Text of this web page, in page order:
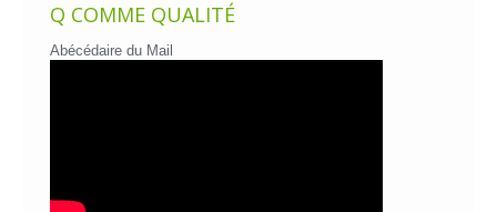
Q COMME QUALITÉ
Abécédaire du Mail